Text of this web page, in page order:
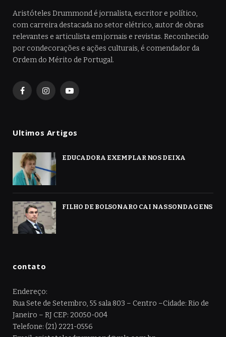
Aristóteles Drummond é jornalista, escritor e político,
com carreira destacada no setor elétrico, autor de obras
relevantes e articulista em jornais e revistas. Reconhecido
por condecorações e ações culturais, é comendador da
Ordem do Mérito de Portugal.
FacebookInstagramYouTube
Ultimos Artigos
EDUCADORA EXEMPLAR NOS DEIXA
FILHO DE BOLSONARO CAI NAS SONDAGENS
contato
Endereço:
Rua Sete de Setembro, 55 sala 803 – Centro –Cidade: Rio de
Janeiro – RJ CEP: 20050-004
Telefone: (21) 2221-0556